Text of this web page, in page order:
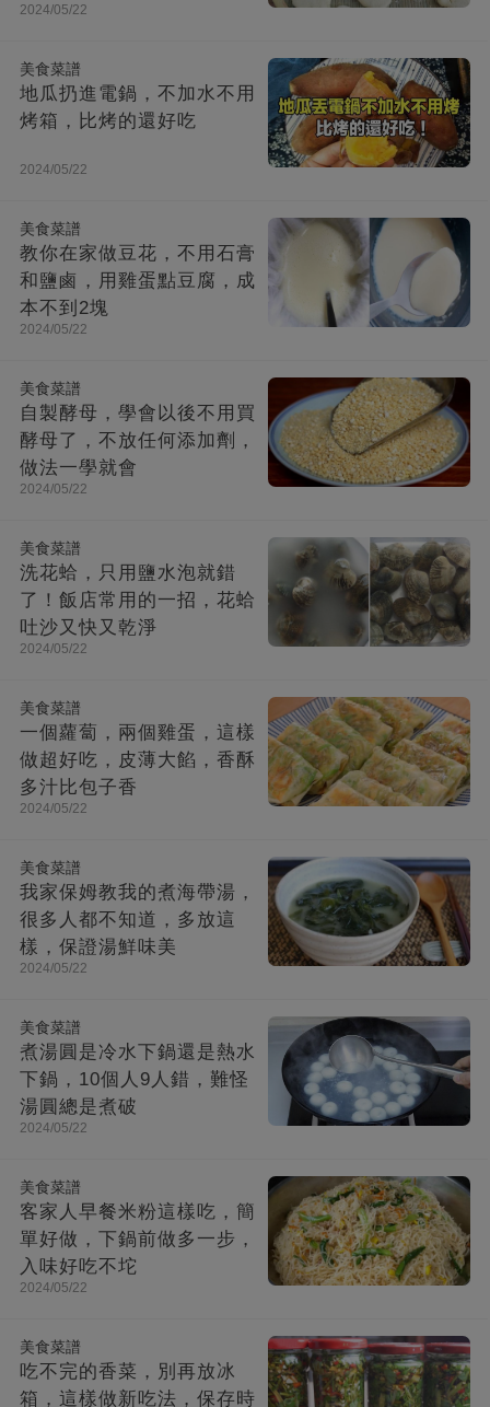
2024/05/22
美食菜譜
地瓜扔進電鍋，不加水不用
烤箱，比烤的還好吃
2024/05/22
美食菜譜
教你在家做豆花，不用石膏
和鹽鹵，用雞蛋點豆腐，成
本不到2塊
2024/05/22
美食菜譜
自製酵母，學會以後不用買
酵母了，不放任何添加劑，
做法一學就會
2024/05/22
美食菜譜
洗花蛤，只用鹽水泡就錯
了！飯店常用的一招，花蛤
吐沙又快又乾淨
2024/05/22
美食菜譜
一個蘿蔔，兩個雞蛋，這樣
做超好吃，皮薄大餡，香酥
多汁比包子香
2024/05/22
美食菜譜
我家保姆教我的煮海帶湯，
很多人都不知道，多放這
樣，保證湯鮮味美
2024/05/22
美食菜譜
煮湯圓是冷水下鍋還是熱水
下鍋，10個人9人錯，難怪
湯圓總是煮破
2024/05/22
美食菜譜
客家人早餐米粉這樣吃，簡
單好做，下鍋前做多一步，
入味好吃不坨
2024/05/22
美食菜譜
吃不完的香菜，別再放冰
箱，這樣做新吃法，保存時